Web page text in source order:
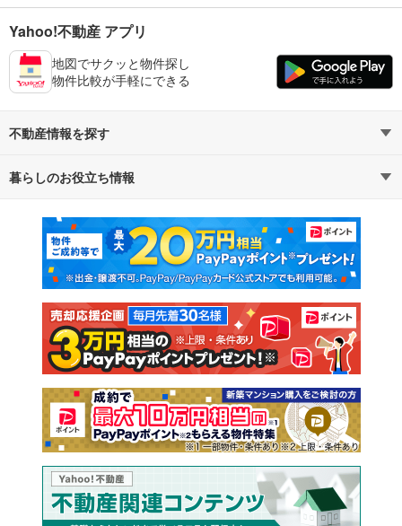
Yahoo!不動産 アプリ
地図でサクッと物件探し
物件比較が手軽にできる
不動産情報を探す
不動産・住宅
新築マンション 中古マンション
新築一戸建て 中古一戸建て
注文住宅 土地
売却査定
暮らしのお役立ち情報
マンションカタログ 教えて！住まいの先生